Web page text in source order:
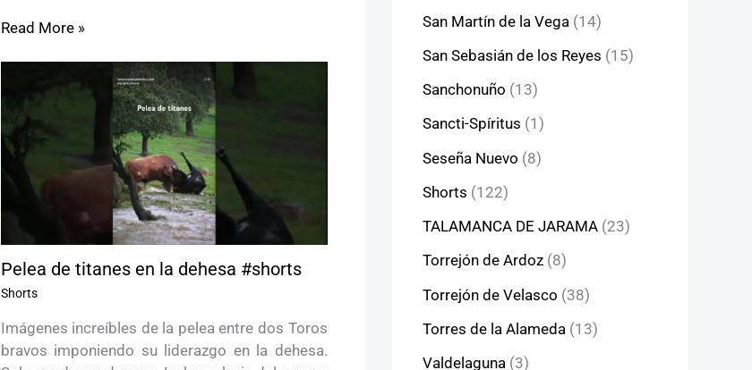
Read More »
Pelea de titanes en la dehesa #shorts
Shorts
Imágenes increíbles de la pelea entre dos Toros
bravos imponiendo su liderazgo en la dehesa.
San Martín de la Vega (14)
San Sebasián de los Reyes (15)
Sanchonuño (13)
Sancti-Spíritus (1)
Seseña Nuevo (8)
Shorts (122)
TALAMANCA DE JARAMA (23)
Torrejón de Ardoz (8)
Torrejón de Velasco (38)
Torres de la Alameda (13)
Valdelaguna (3)